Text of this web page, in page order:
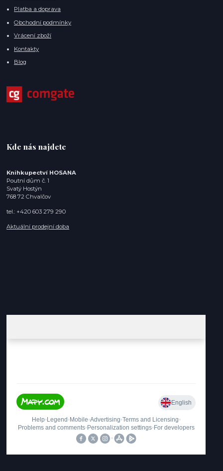
Platba a doprava
Obchodní podmínky
Vrácení zboží
Kontakty
Blog
Kde nás najdete
Knihkupectví HOSANA
Poutní dům č. 1
Svatý Hostýn
768 72 Chvalčov
tel.: +420 603 279 290
Aktuální prodejní doba